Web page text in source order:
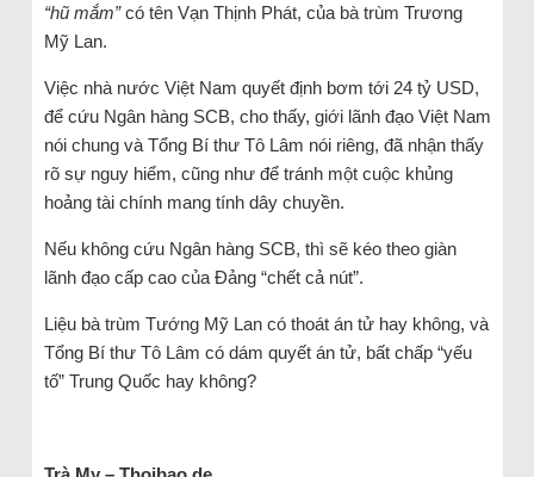
“hũ mắm”có tên Vạn Thịnh Phát, của bà trùm Trương
Mỹ Lan.
Việc nhà nước Việt Nam quyết định bơm tới 24 tỷ USD,
để cứu Ngân hàng SCB, cho thấy, giới lãnh đạo Việt Nam
nói chung và Tổng Bí thư Tô Lâm nói riêng, đã nhận thấy
rõ sự nguy hiểm, cũng như để tránh một cuộc khủng
hoảng tài chính mang tính dây chuyền.
Nếu không cứu Ngân hàng SCB, thì sẽ kéo theo giàn
lãnh đạo cấp cao của Đảng “chết cả nút”.
Liệu bà trùm Tướng Mỹ Lan có thoát án tử hay không, và
Tổng Bí thư Tô Lâm có dám quyết án tử, bất chấp “yếu
tố” Trung Quốc hay không?